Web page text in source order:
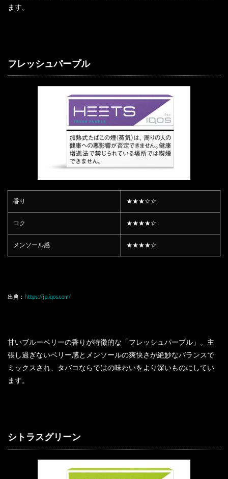
ます。
フレッシュパープル
香り ★★★☆☆
コク ★★★★☆
メンソール感 ★★★★☆
出典： https://jp.iqos.com/
甘いブルーベリーの香りが特徴的な「フレッシュパープル」。主
張し過ぎないベリー感とメンソールの爽快さが絶妙なバランスで
ミックスされ、タバコならではの味わいをより深いものにしてい
ます。
シトラスグリーン